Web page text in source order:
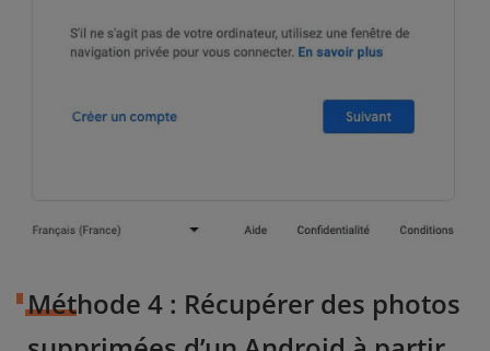
Méthode 4 : Récupérer des photos